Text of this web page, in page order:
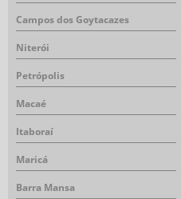
Campos dos Goytacazes
Niterói
Petrópolis
Macaé
Itaboraí
Maricá
Barra Mansa